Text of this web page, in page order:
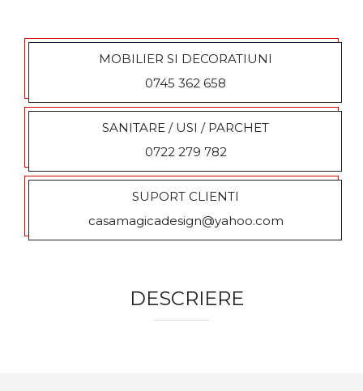
e
MOBILIER SI DECORATIUNI
0745 362 658
SANITARE / USI / PARCHET
0722 279 782
SUPORT CLIENTI
casamagicadesign@yahoo.com
DESCRIERE